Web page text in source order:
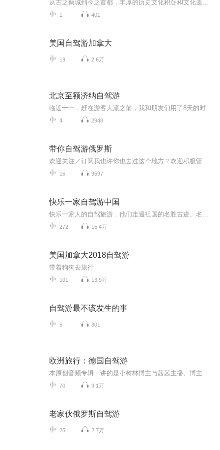
1 401
美国自驾游加拿大
19 2.6万
北京至额济纳自驾游
4 2948
带你自驾游俄罗斯
15 9597
快乐一家自驾游中国
272 15.4万
美国加拿大2018自驾游
带着狗狗去旅行
101 13.9万
自驾游最不该发生的事
5 301
欧洲旅行：德国自驾游
70 9.1万
老家伙俄罗斯自驾游
25 2.7万